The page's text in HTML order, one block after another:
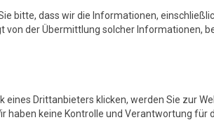
bitte, dass wir die Informationen,
der Übermittlung solcher Informationen,
Drittanbieters klicken, werden Sie zur
haben keine Kontrolle und Verantwortung für